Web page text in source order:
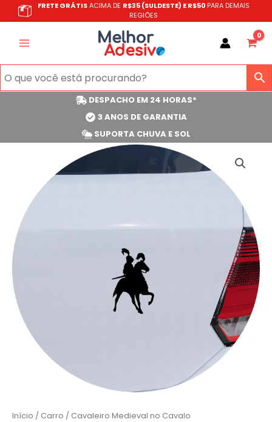
para
FRETE GRÁTISACIMA DE R$35 (SULDESTE) E R$50 PARA DEMAIS
REGIÕES
DESPACHO EM 24 HORAS*
3 ANOS DE GARANTIA
SUPORTA CHUVA E SOL
Início / Carro / Cavaleiro Medieval no Cavalo